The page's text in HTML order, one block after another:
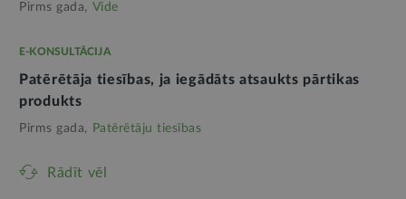
Pirms gada, Vide
E-KONSULTĀCIJA
Patērētāja tiesības, ja iegādāts atsaukts pārtikas
produkts
Pirms gada, Patērētāju tiesības
Rādīt vēl